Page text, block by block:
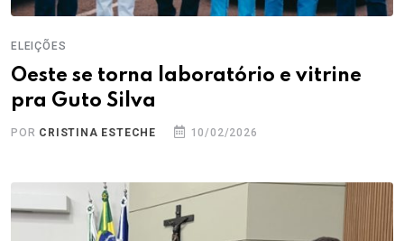
ELEIÇÕES
Oeste se torna laboratório e vitrine
pra Guto Silva
POR CRISTINA ESTECHE 10/02/2026